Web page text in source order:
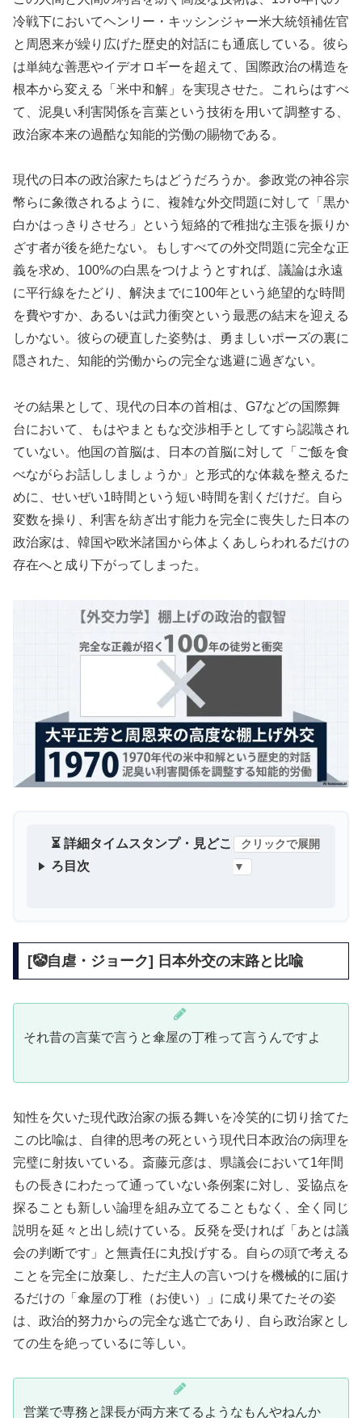
冷戦下においてヘンリー・キッシンジャー米大統領補佐官
と周恩来が繰り広げた歴史的対話にも通底している。彼ら
は単純な善悪やイデオロギーを超えて、国際政治の構造を
根本から変える「米中和解」を実現させた。これらはすべ
て、泥臭い利害関係を言葉という技術を用いて調整する、
政治家本来の過酷な知能的労働の賜物である。
現代の日本の政治家たちはどうだろうか。参政党の神谷宗
幣らに象徴されるように、複雑な外交問題に対して「黒か
白かはっきりさせろ」という短絡的で稚拙な主張を振りか
ざす者が後を絶たない。もしすべての外交問題に完全な正
義を求め、100%の白黒をつけようとすれば、議論は永遠
に平行線をたどり、解決までに100年という絶望的な時間
を費やすか、あるいは武力衝突という最悪の結末を迎える
しかない。彼らの硬直した姿勢は、勇ましいポーズの裏に
隠された、知能的労働からの完全な逃避に過ぎない。
その結果として、現代の日本の首相は、G7などの国際舞
台において、もはやまともな交渉相手としてすら認識され
ていない。他国の首脳は、日本の首脳に対して「ご飯を食
べながらお話ししましょうか」と形式的な体裁を整えるた
めに、せいぜい1時間という短い時間を割くだけだ。自ら
変数を操り、利害を紡ぎ出す能力を完全に喪失した日本の
政治家は、韓国や欧米諸国から体よくあしらわれるだけの
存在へと成り下がってしまった。
⏳ 詳細タイムスタンプ・見どこ
ろ目次
クリックで展開
▼
[🤡自虐・ジョーク] 日本外交の末路と比喩
それ昔の言葉で言うと傘屋の丁稚って言うんですよ
知性を欠いた現代政治家の振る舞いを冷笑的に切り捨てた
この比喩は、自律的思考の死という現代日本政治の病理を
完璧に射抜いている。斎藤元彦は、県議会において1年間
もの長きにわたって通っていない条例案に対し、妥協点を
探ることも新しい論理を組み立てることもなく、全く同じ
説明を延々と出し続けている。反発を受ければ「あとは議
会の判断です」と無責任に丸投げする。自らの頭で考える
ことを完全に放棄し、ただ主人の言いつけを機械的に届け
るだけの「傘屋の丁稚（お使い）」に成り果てたその姿
は、政治的努力からの完全な逃亡であり、自ら政治家とし
ての生を絶っているに等しい。
営業で専務と課長が両方来てるようなもんやねんか